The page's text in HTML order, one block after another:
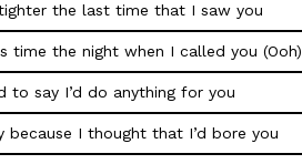
the last time that I saw you
time the night when I called you (Ooh)
to say I’d do anything for you
because I thought that I’d bore you